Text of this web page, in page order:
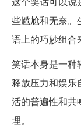
些尴尬和无奈。
语上的巧妙组合
笑话本身是一种
释放压力和娱乐
活的普遍性和共
理。